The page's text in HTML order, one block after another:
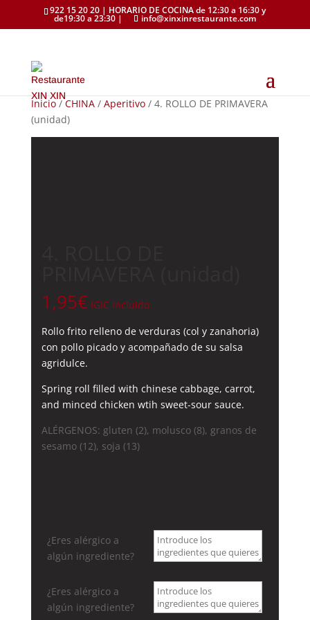
922 15 20 20 | HORARIO DE COCINA de 12:30 a 16:30 y
de19:30 a 23:30 | info@xinxinrestaurante.com
Inicio/CHINA/ Aperitivo/ 4. ROLLO DE PRIMAVERA
(unidad)
1,95€ IGIC incluido
Rollo frito relleno de verduras (col y zanahoria)
con pollo picado y acompañado de su salsa
agridulce.
Spring roll filled with chinese cabbage, carrot,
and minced chicken wtih sweet-sour sauce.
ALÉRGENOS: gluten (2), molusco (8), granos de
sesamo (12), soja (13)
¿Eres alérgico a
algún ingrediente?
¿Eres alérgico a
algún ingrediente?